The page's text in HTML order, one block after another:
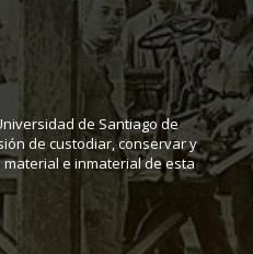
de Santiago de
de custodiar, conservar y
e inmaterial de esta